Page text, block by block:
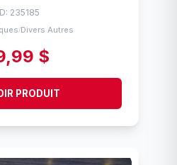
235185
/Divers Autres
$
PRODUIT